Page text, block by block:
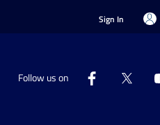
Sign In
Follow us on